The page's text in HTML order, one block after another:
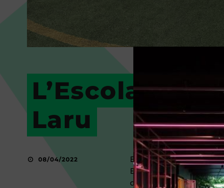
L’Escola
Laru
08/04/2022
Els cursos de cicle
Balmes al llarg
divertir-se fent